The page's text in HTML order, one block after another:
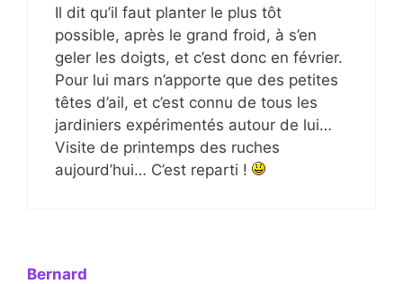
Il dit qu’il faut planter le plus tôt
possible, après le grand froid, à s’en
geler les doigts, et c’est donc en février.
Pour lui mars n’apporte que des petites
têtes d’ail, et c’est connu de tous les
jardiniers expérimentés autour de lui…
Visite de printemps des ruches
aujourd’hui… C’est reparti !
Bernard